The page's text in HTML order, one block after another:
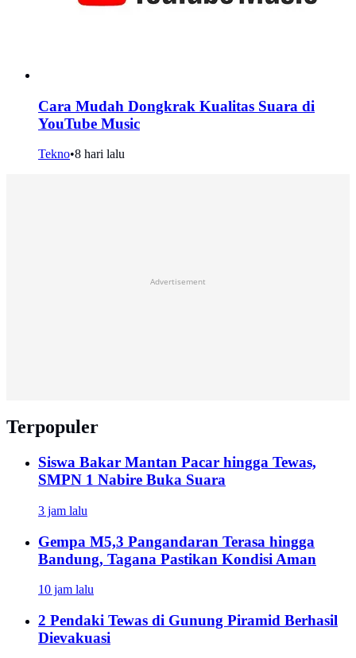
Cara Mudah Dongkrak Kualitas Suara di
YouTube Music
Tekno•8 hari lalu
Advertisement
Terpopuler
Siswa Bakar Mantan Pacar hingga Tewas,
SMPN 1 Nabire Buka Suara
3 jam lalu
Gempa M5,3 Pangandaran Terasa hingga
Bandung, Tagana Pastikan Kondisi Aman
10 jam lalu
2 Pendaki Tewas di Gunung Piramid Berhasil
Dievakuasi